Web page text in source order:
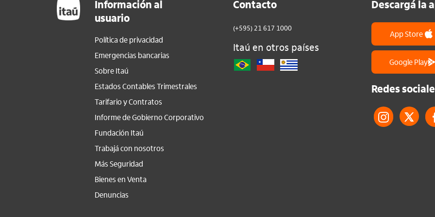
Información al
usuario
Política de privacidad
Emergencias bancarias
Sobre Itaú
Estados Contables Trimestrales
Tarifario y Contratos
Informe de Gobierno Corporativo
Fundación Itaú
Trabajá con nosotros
Más Seguridad
Bienes en Venta
Denuncias
Contacto
(+595) 21 617 1000
Itaú en otros países
Descargá la
App Store
Google Play
Redes